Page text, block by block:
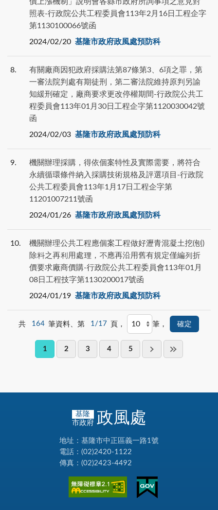
照表-行政院公共工程委員會113年2月16日工程企字
第1130100066號函
2024/02/20 基隆市政府政風處預防科
8
有關廠商因犯政府採購法第87條第3、6項之罪，第
一審法院判處有期徒刑，第二審法院維持原判另諭
知緩刑確定，廠商要求更改停權期間-行政院公共工
程委員會113年01月30日工程企字第1120030042號
函
2024/02/03 基隆市政府政風處預防科
9
機關辦理採購，得依個案特性及實際需要，將符合
永續循環條件納入採購技術規格及評選項目-行政院
公共工程委員會113年1月17日工程企字第
11201007211號函
2024/01/26 基隆市政府政風處預防科
10
機關辦理公共工程應個案工程做好瀝青混凝土挖(刨)
除料之再利用處理，不應再沿用舊有規定僅編列折
價要求廠商價購-行政院公共工程委員會113年01月
08日工程技字第1130200017號函
2024/01/19 基隆市政府政風處預防科
共 164 筆資料、第 1/17 頁， 筆，
1 2 3 4 5
基隆
市政府 政風處
地址：基隆市中正區義一路1號
電話：(02)2420-1122
傳真：(02)2423-4492